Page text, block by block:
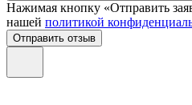
Нажимая кнопку «Отправить
нашей политикой
Отправить отзыв